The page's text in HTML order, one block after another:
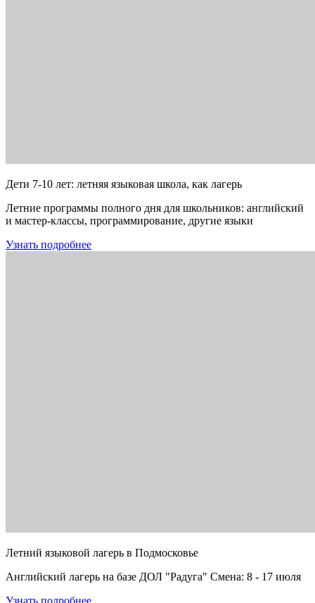
Дети 7-10 лет: летняя языковая школа, как лагерь
Летние программы полного дня для школьников: английский
и мастер-классы, программирование, другие языки
Узнать подробнее
Летний языковой лагерь в Подмосковье
Английский лагерь на базе ДОЛ "Радуга" Смена: 8 - 17 июля
Узнать подробнее